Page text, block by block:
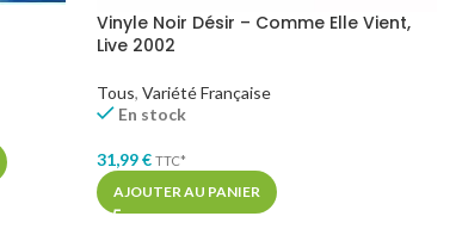
Vinyle Noir Désir – Comme Elle Vient,
Live 2002
Tous, Variété Française
En stock
31,99€ TTC*
AJOUTER AU PANIER